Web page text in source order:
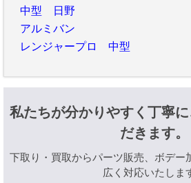
中型 日野
アルミバン
レンジャープロ 中型
私たちが分かりやすく丁寧
だきます。
下取り・買取からパーツ販売、ボデー
広く対応いたしま